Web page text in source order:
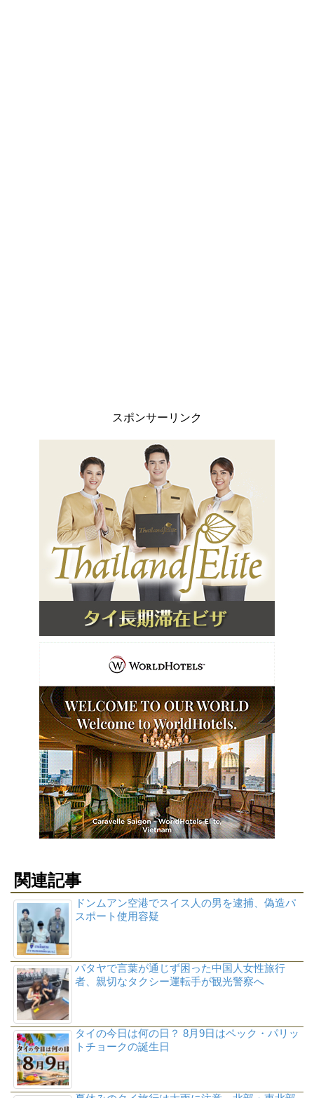
スポンサーリンク
関連記事
ドンムアン空港でスイス人の男を逮捕、偽造パ
スポート使用容疑
パタヤで言葉が通じず困った中国人女性旅行
者、親切なタクシー運転手が観光警察へ
タイの今日は何の日？ 8月9日はペック・パリッ
トチョークの誕生日